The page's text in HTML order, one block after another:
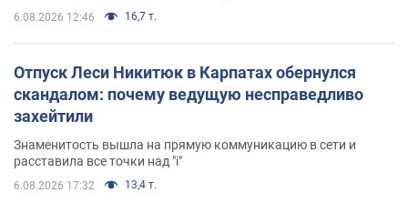
6.08.2026 12:46 16,7 т.
Отпуск Леси Никитюк в Карпатах обернулся
скандалом: почему ведущую несправедливо
захейтили
Знаменитость вышла на прямую коммуникацию в сети и
расставила все точки над "i"
6.08.2026 17:32 13,4 т.